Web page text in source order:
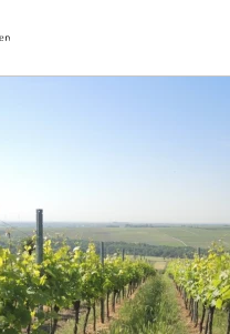
Kultur & Städte
Veranstaltungen